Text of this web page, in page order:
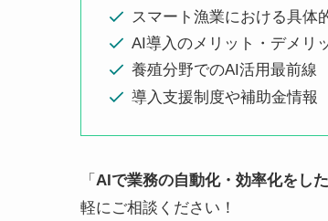
スマート漁業における具体
AI導入のメリット・デメリ
養殖分野でのAI活用最前線
導入支援制度や補助金情報
「 AIで業務の自動化・効率化をし
軽にご相談ください！